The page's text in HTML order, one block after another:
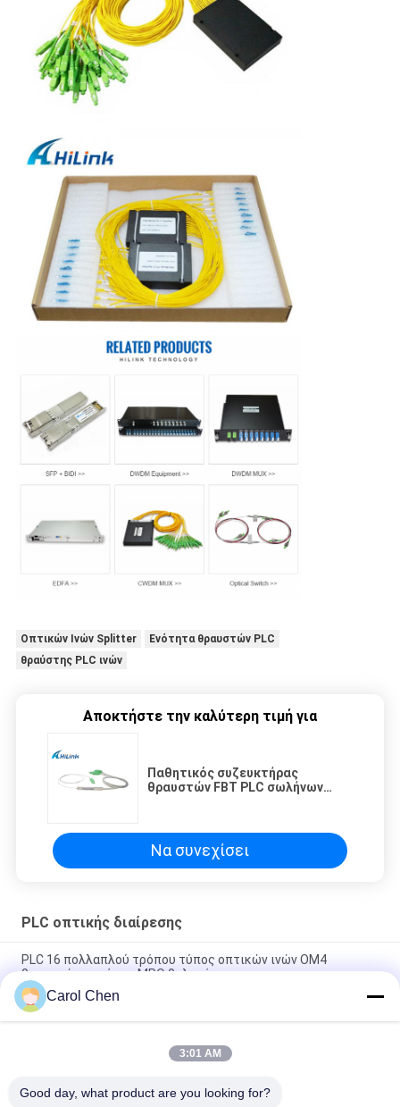
Οπτικών Ινών Splitter
Ενότητα θραυστών PLC
θραύστης PLC ινών
Αποκτήστε την καλύτερη τιμή για
Παθητικός συζευκτήρας
θραυστών FBT PLC σωλήνων
Να συνεχίσει
PLC οπτικής διαίρεσης
PLC 16 πολλαπλού τρόπου τύπος οπτικών ινών OM4
θραυστών πυρήνων MPO θηλυκός
1U APC Sc θραυστών 1X64 PLC τρόπου πλαισίων ραφιών
ενιαίοι οπτικοί συνδετήρες
5M LC/UPC σε LC/UPC Patch Cord 2.0mm Duplex Multi-Mode
Carol Chen
3:01 AM
Good day, what product are you looking for?